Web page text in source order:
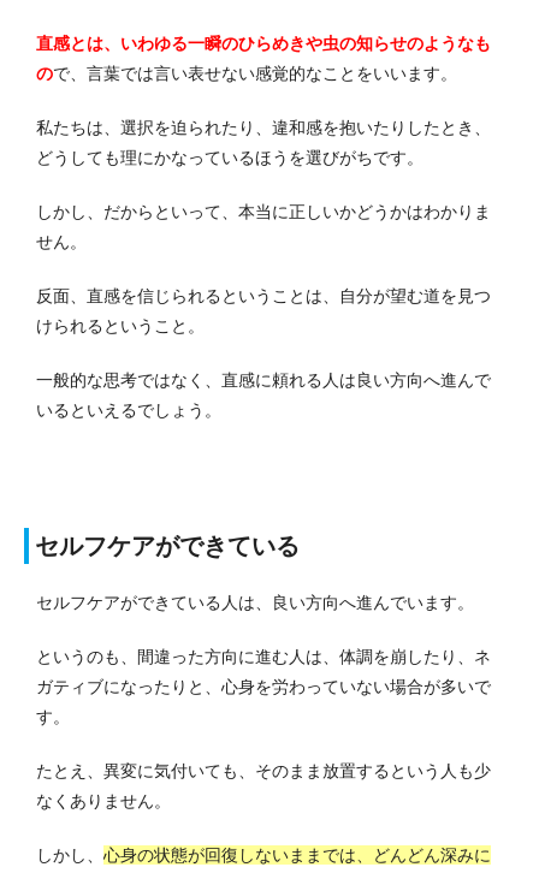
直感とは、いわゆる一瞬のひらめきや虫の知らせのようなも
ので、言葉では言い表せない感覚的なことをいいます。
私たちは、選択を迫られたり、違和感を抱いたりしたとき、
どうしても理にかなっているほうを選びがちです。
しかし、だからといって、本当に正しいかどうかはわかりま
せん。
反面、直感を信じられるということは、自分が望む道を見つ
けられるということ。
一般的な思考ではなく、直感に頼れる人は良い方向へ進んで
いるといえるでしょう。
セルフケアができている
セルフケアができている人は、良い方向へ進んでいます。
というのも、間違った方向に進む人は、体調を崩したり、ネ
ガティブになったりと、心身を労わっていない場合が多いで
す。
たとえ、異変に気付いても、そのまま放置するという人も少
なくありません。
しかし、 心身の状態が回復しないままでは、どんどん深みに